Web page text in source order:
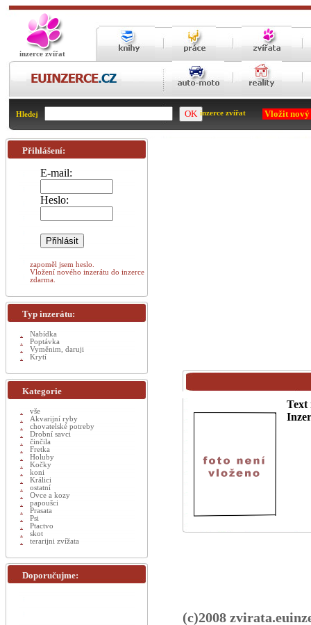
inzerce zvířat
Hledej inzerce zvířat Vložit
Text
(c)2008
Přihlášení:
E-mail:
Heslo:
zapoměl jsem heslo.
Vložení nového inzerátu do inzerce
zdarma.
Typ inzerátu:
Nabídka
Poptávka
Vyměnim, daruji
Krytí
Kategorie
vše
Akvarijní ryby
chovatelské potreby
Drobní savci
činčila
Fretka
Holuby
Kočky
koni
Králici
ostatní
Ovce a kozy
papoušci
Prasata
Psi
Ptactvo
skot
terarijni zvížata
Doporučujme: